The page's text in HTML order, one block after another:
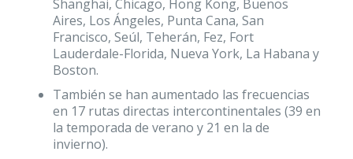
Shanghai, Chicago, Hong Kong, Buenos
Aires, Los Ángeles, Punta Cana, San
Francisco, Seúl, Teherán, Fez, Fort
Lauderdale-Florida, Nueva York, La Habana y
Boston.
También se han aumentado las frecuencias
en 17 rutas directas intercontinentales (39 en
la temporada de verano y 21 en la de
invierno).